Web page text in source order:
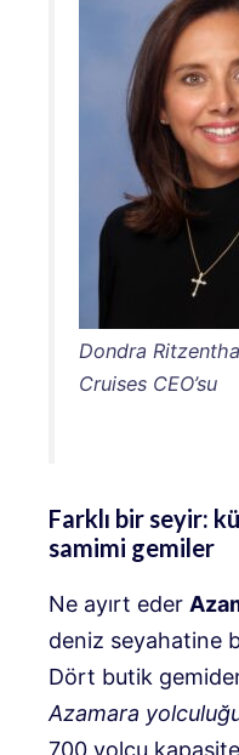
Dondra
Cruises CEO’su
Farklı bir seyir:
samimi gemiler
Ne ayırt eder
deniz seyahatine
Dört butik
Azamara
700 yolcu